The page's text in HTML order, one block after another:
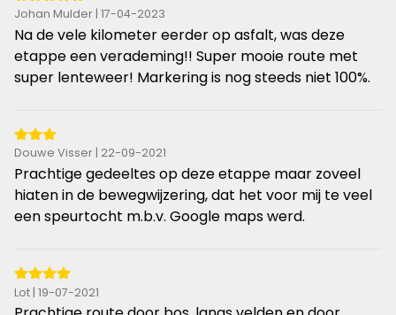
5
van
de
5
Johan Mulder | 17-04-2023
Na de vele kilometer eerder op asfalt, was deze
etappe een verademing!! Super mooie route met
super lenteweer! Markering is nog steeds niet 100%.
3
van
de
5
Douwe Visser | 22-09-2021
Prachtige gedeeltes op deze etappe maar zoveel
hiaten in de bewegwijzering, dat het voor mij te veel
een speurtocht m.b.v. Google maps werd.
4
Lot | 19-07-2021